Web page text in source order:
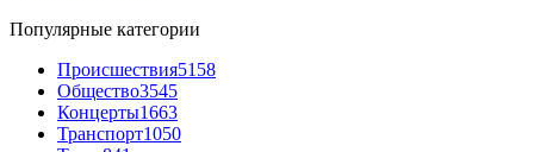
Популярные категории
Происшествия5158
Общество3545
Концерты1663
Транспорт1050